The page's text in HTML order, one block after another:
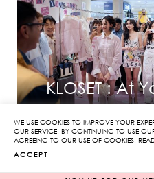
KLOSET : At
WE USE COOKIES TO IMPROVE YOUR
OUR SERVICE. BY CONTINUING TO USE
AGREEING TO OUR USE OF COOKIES.
ACCEPT